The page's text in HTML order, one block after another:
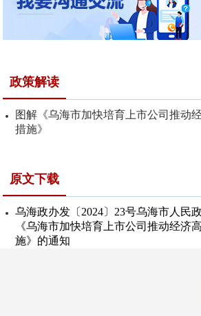
政策解读
图解《乌海市加快培育上市公司推动
措施》
原文下载
乌海政办发〔2024〕23号乌海市人民
《乌海市加快培育上市公司推动经济
施》的通知